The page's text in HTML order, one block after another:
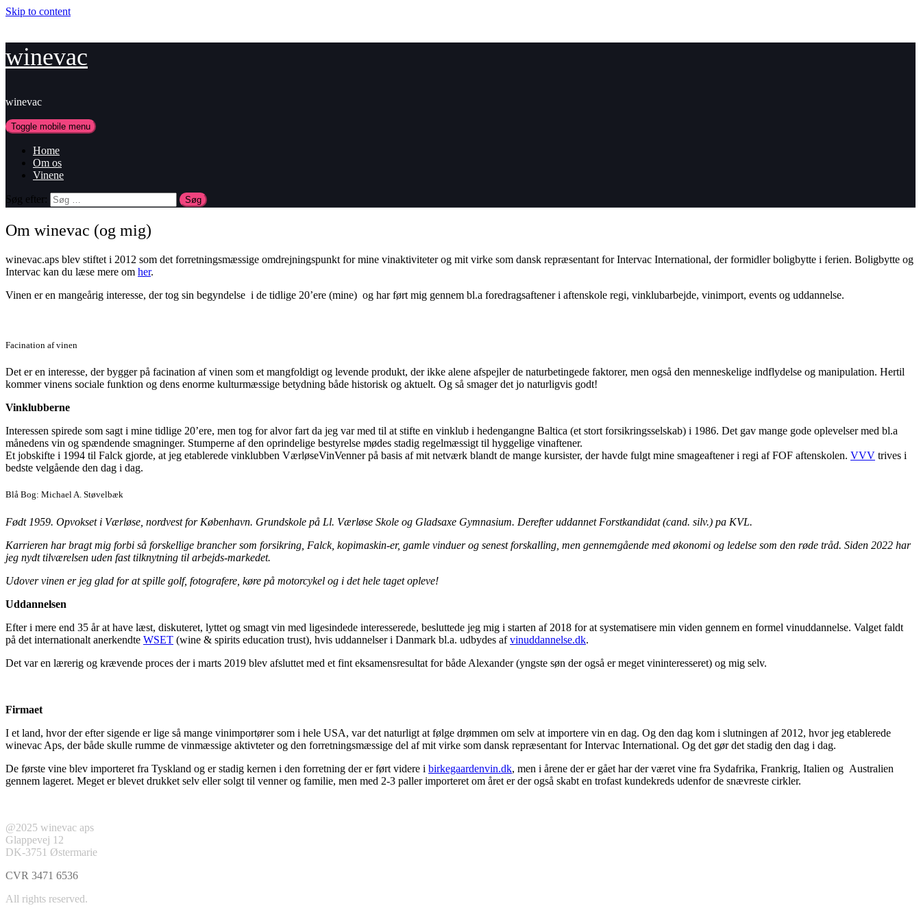
Skip to content
winevac
winevac
Toggle mobile menu
Home
Om os
Vinene
Søg efter:
Om winevac (og mig)
winevac.aps blev stiftet i 2012 som det forretningsmæssige omdrejningspunkt for mine vinaktiviteter og mit virke som dansk repræsentant for Intervac International, der formidler boligbytte i ferien. Boligbytte og
Intervac kan du læse mere om her.
Vinen er en mangeårig interesse, der tog sin begyndelse i de tidlige 20’ere (mine) og har ført mig gennem bl.a foredragsaftener i aftenskole regi, vinklubarbejde, vinimport, events og uddannelse.
Facination af vinen
Det er en interesse, der bygger på facination af vinen som et mangfoldigt og levende produkt, der ikke alene afspejler de naturbetingede faktorer, men også den menneskelige indflydelse og manipulation. Hertil
kommer vinens sociale funktion og dens enorme kulturmæssige betydning både historisk og aktuelt. Og så smager det jo naturligvis godt!
Vinklubberne
Interessen spirede som sagt i mine tidlige 20’ere, men tog for alvor fart da jeg var med til at stifte en vinklub i hedengangne Baltica (et stort forsikringsselskab) i 1986. Det gav mange gode oplevelser med bl.a
månedens vin og spændende smagninger. Stumperne af den oprindelige bestyrelse mødes stadig regelmæssigt til hyggelige vinaftener.
Et jobskifte i 1994 til Falck gjorde, at jeg etablerede vinklubben VærløseVinVenner på basis af mit netværk blandt de mange kursister, der havde fulgt mine smageaftener i regi af FOF aftenskolen. VVV trives i
bedste velgående den dag i dag.
Blå Bog: Michael A. Støvelbæk
Født 1959. Opvokset i Værløse, nordvest for København. Grundskole på Ll. Værløse Skole og Gladsaxe Gymnasium. Derefter uddannet Forstkandidat (cand. silv.) pa KVL.
Karrieren har bragt mig forbi så forskellige brancher som forsikring, Falck, kopimaskin-er, gamle vinduer og senest forskalling, men gennemgående med økonomi og ledelse som den røde tråd. Siden 2022 har
jeg nydt tilværelsen uden fast tilknytning til arbejds-markedet.
Udover vinen er jeg glad for at spille golf, fotografere, køre på motorcykel og i det hele taget opleve!
Uddannelsen
Efter i mere end 35 år at have læst, diskuteret, lyttet og smagt vin med ligesindede interesserede, besluttede jeg mig i starten af 2018 for at systematisere min viden gennem en formel vinuddannelse. Valget faldt
på det internationalt anerkendte WSET (wine & spirits education trust), hvis uddannelser i Danmark bl.a. udbydes afvinuddannelse.dk.
Det var en lærerig og krævende proces der i marts 2019 blev afsluttet med et fint eksamensresultat for både Alexander (yngste søn der også er meget vininteresseret) og mig selv.
Firmaet
I et land, hvor der efter sigende er lige så mange vinimportører som i hele USA, var det naturligt at følge drømmen om selv at importere vin en dag. Og den dag kom i slutningen af 2012, hvor jeg etablerede
winevac Aps, der både skulle rumme de vinmæssige aktivteter og den forretningsmæssige del af mit virke som dansk repræsentant for Intervac International. Og det gør det stadig den dag i dag.
De første vine blev importeret fra Tyskland og er stadig kernen i den forretning der er ført videre i birkegaardenvin.dk, men i årene der er gået har der været vine fra Sydafrika, Frankrig, Italien og Australien
gennem lageret. Meget er blevet drukket selv eller solgt til venner og familie, men med 2-3 paller importeret om året er der også skabt en trofast kundekreds udenfor de snævreste cirkler.
@2025 winevac aps
Glappevej 12
DK-3751 Østermarie
CVR 3471 6536
All rights reserved.